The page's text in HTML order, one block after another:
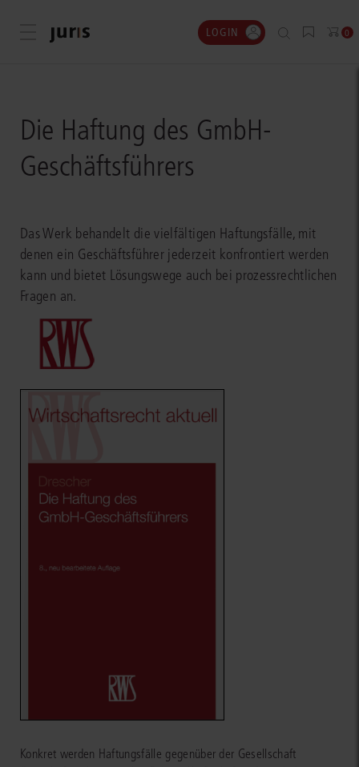
Menü öffnen LOGIN 0
Die Haftung des GmbH-
Geschäftsführers
Das Werk behandelt die vielfältigen Haftungsfälle, mit
denen ein Geschäftsführer jederzeit konfrontiert werden
kann und bietet Lösungswege auch bei prozessrechtlichen
Fragen an.
Konkret werden Haftungsfälle gegenüber der Gesellschaft